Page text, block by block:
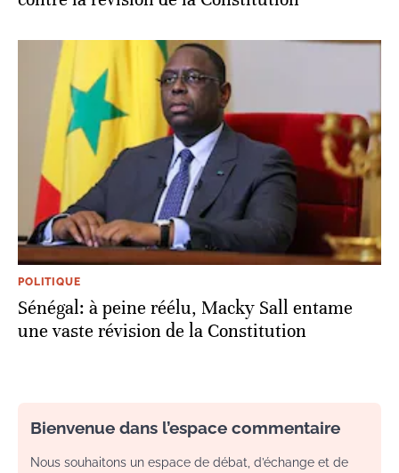
POLITIQUE
Sénégal: à peine réélu, Macky Sall entame
une vaste révision de la Constitution
Bienvenue dans l’espace commentaire
Nous souhaitons un espace de débat, d’échange et de